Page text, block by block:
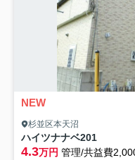
NEW
杉並区本天沼
ハイツナナベ201
4.3万円 管理/共益費